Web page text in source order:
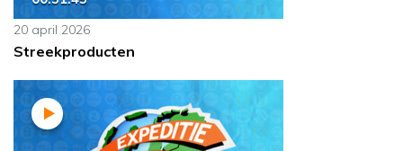
20 april 2026
Streekproducten